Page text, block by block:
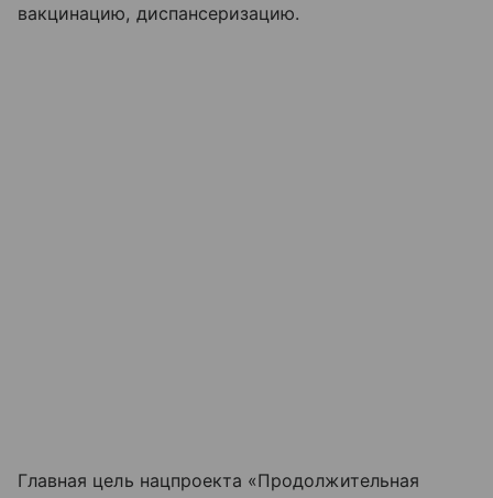
вакцинацию, диспансеризацию.
Главная цель нацпроекта «Продолжительная